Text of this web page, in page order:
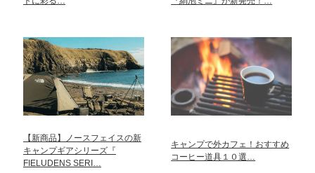
【新商品】ノースフェイスの新
キャンプギアシリーズ『
FIELUDENS SERI…
キャンプで外カフェ！おすすめ
コーヒー道具１０選…